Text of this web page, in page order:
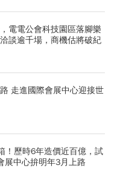
電電公會科技園區落腳樂
談逾千場，商機估將破紀
走進國際會展中心迎接世
！歷時6年造價近百億，試
中心拚明年3月上路